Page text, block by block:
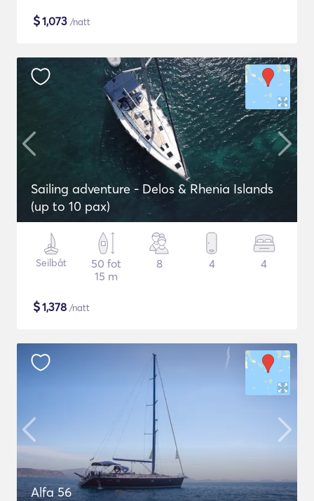
$1,073 /natt
Sailing adventure - Delos & Rhenia Islands
(up to 10 pax)
Seilbåt
50 fot
15 m
8 4 4
$1,378 /natt
Alfa 56